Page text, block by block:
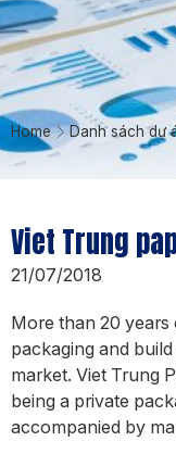
Home Danh sách dự
Viet Trung
21/07/2018
More than 20
packaging and
market. Viet Trung
being a private
accompanied by